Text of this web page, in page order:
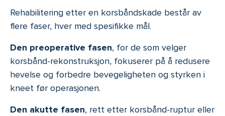
Rehabilitering etter en korsbåndskade består av
flere faser, hver med spesifikke mål.
Den preoperative fasen, for de som velger
korsbånd-rekonstruksjon, fokuserer på å redusere
hevelse og forbedre bevegeligheten og styrken i
kneet før operasjonen.
Den akutte fasen, rett etter korsbånd-ruptur eller